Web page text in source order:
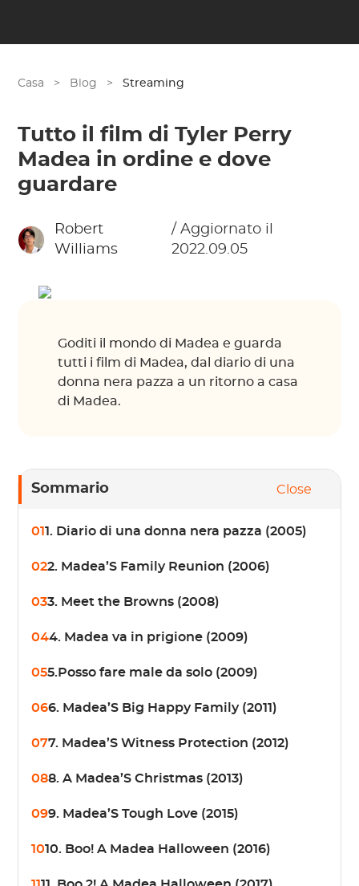
Casa > Blog > Streaming
Tutto il film di Tyler Perry
Madea in ordine e dove
guardare
Robert
Williams
/ Aggiornato il
2022.09.05
Goditi il mondo di Madea e guarda
tutti i film di Madea, dal diario di una
donna nera pazza a un ritorno a casa
di Madea.
Sommario Close
011. Diario di una donna nera pazza (2005)
022. Madea’S Family Reunion (2006)
033. Meet the Browns (2008)
044. Madea va in prigione (2009)
055.Posso fare male da solo (2009)
066. Madea’S Big Happy Family (2011)
077. Madea’S Witness Protection (2012)
088. A Madea’S Christmas (2013)
099. Madea’S Tough Love (2015)
1010. Boo! A Madea Halloween (2016)